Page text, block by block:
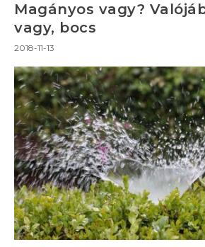
Magányos vagy?
vagy, bocs
2018-11-13